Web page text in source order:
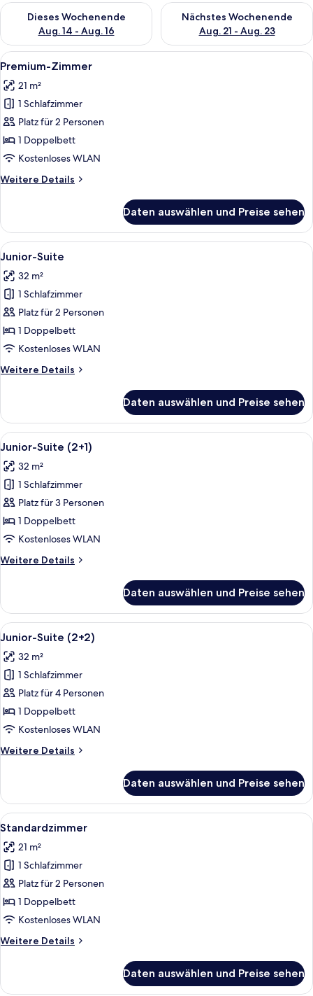
Dieses Wochenende
Aug. 14 - Aug. 16
Überprüfe die Verfügbarkeit für dieses Wochenende, Aug. 14
Nächstes Wochenende
Aug. 21 - Aug. 23
Überprüfe die Verfügbarkeit
Alle
Fotos
für
Premium-
Zimmer
anzeigen
Ein Hotelzimmer mit einem großen
4
Premium-Zimmer
21 m²
1 Schlafzimmer
Platz für 2 Personen
1 Doppelbett
Kostenloses WLAN
Weitere Details
Weitere
Zimmer
Daten auswählen und Preise sehen
Alle
Fotos
für
Junior-
Suite
anzeigen
Ein modernes Hotelzimmer mit Bett,
5
Junior-Suite
32 m²
1 Schlafzimmer
Platz für 2 Personen
1 Doppelbett
Kostenloses WLAN
Weitere Details
Weitere
Suite
Daten auswählen und Preise sehen
Alle
Fotos
für
Junior-
Suite
(2+1)
anzeigen
Ein modernes Hotelzimmer mit Bett,
5
Junior-Suite (2+1)
32 m²
1 Schlafzimmer
Platz für 3 Personen
1 Doppelbett
Kostenloses WLAN
Weitere Details
Weitere
Suite
(2+1)
Daten auswählen und Preise sehen
Alle
Fotos
für
Junior-
Suite
(2+2)
anzeigen
Ein modernes Hotelzimmer mit Bett,
5
Junior-Suite (2+2)
32 m²
1 Schlafzimmer
Platz für 4 Personen
1 Doppelbett
Kostenloses WLAN
Weitere Details
Weitere
Suite
(2+2)
Daten auswählen und Preise sehen
Alle
Fotos
für
Standardzimmer
anzeigen
Ein Hotelzimmer mit einem Bett,
4
Standardzimmer
21 m²
1 Schlafzimmer
Platz für 2 Personen
1 Doppelbett
Kostenloses WLAN
Weitere Details
Weitere
Daten auswählen und Preise sehen